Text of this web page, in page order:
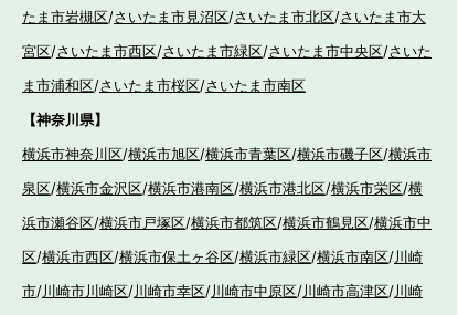
たま市岩槻区/さいたま市見沼区/さいたま市北区/さいたま市大
宮区/さいたま市西区/さいたま市緑区/さいたま市中央区/さいた
ま市浦和区/さいたま市桜区/さいたま市南区
【神奈川県】
横浜市神奈川区/横浜市旭区/横浜市青葉区/横浜市磯子区/横浜市
泉区/横浜市金沢区/横浜市港南区/横浜市港北区/横浜市栄区/横
浜市瀬谷区/横浜市戸塚区/横浜市都筑区/横浜市鶴見区/横浜市中
区/横浜市西区/横浜市保土ヶ谷区/横浜市緑区/横浜市南区/川崎
市/川崎市川崎区/川崎市幸区/川崎市中原区/川崎市高津区/川崎